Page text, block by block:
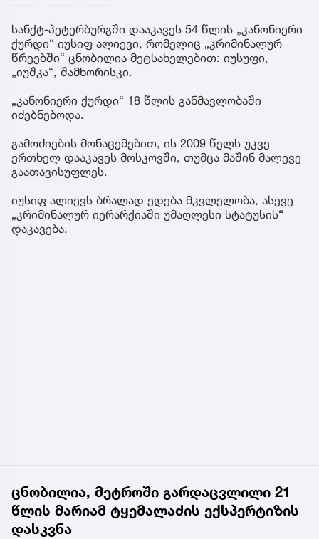
სანქტ-პეტერბურგში დააკავეს 54 წლის „კანონიერი
ქურდი“ იუსიფ ალიევი, რომელიც „კრიმინალურ
წრეებში“ ცნობილია მეტსახელებით: იუსუფი,
„იუშკა“, შამხორისკი.
„კანონიერი ქურდი“ 18 წლის განმავლობაში
იძებნებოდა.
გამოძიების მონაცემებით, ის 2009 წელს უკვე
ერთხელ დააკავეს მოსკოვში, თუმცა მაშინ მალევე
გაათავისუფლეს.
იუსიფ ალიევს ბრალად ედება მკვლელობა, ასევე
„კრიმინალურ იერარქიაში უმაღლესი სტატუსის“
დაკავება.
ცნობილია, მეტროში გარდაცვლილი 21
წლის მარიამ ტყემალაძის ექსპერტიზის
დასკვნა